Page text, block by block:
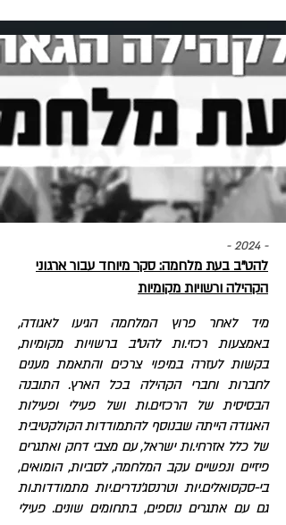
- 2024 -
להט"ב בעת מלחמה: סקר מיוחד עבור ארגוני
הקהילה ורשויות מקומיות
מיד לאחר פרוץ המלחמה הגיעו לאגודה,
באמצעות רכזי.ות להט"ב ברשויות מקומיות,
בקשות לעזרה במיפוי צרכים והתאמת מענים
לחברות וחברי הקהילה בכל הארץ. התובנה
הבסיסית של הרכזים.ות ושל פעילי ופעילות
האגודה הייתה שבנוסף להתמודדות הקולקטיבית
של כלל אזרחי.ות ישראל, עם מצבי דחק ואתגרים
פיזיים ונפשיים עקב המלחמה, לסביות, הומואים,
בי-סקסואלים.יות וטרנסג'נדרים.יות מתמודדות.ות
גם עם אתגרים נוספים, בתחומים שונים. פעילי